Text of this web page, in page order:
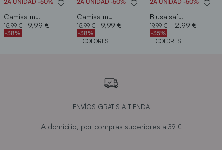
2A UNIDAD -50%
Camisa manga corta
Price reduced from
15,99 €to9,99 €
-38%
2A UNIDAD -50%
Camisa manga caida
Price reduced from
15,99 €to9,99 €
-38%
+ COLORES
2A UNIDAD -50%
Blusa safari
Price reduced from
19,99 €to12,99 €
-35%
+ COLORES
ENVÍOS GRATIS A TIENDA
A domicilio, por compras superiores a 39 €